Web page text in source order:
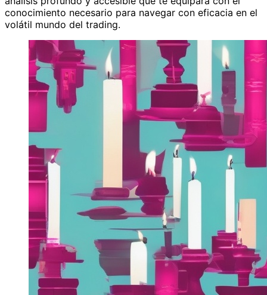
conocimiento necesario para navegar con eficacia en el
volátil mundo del trading.